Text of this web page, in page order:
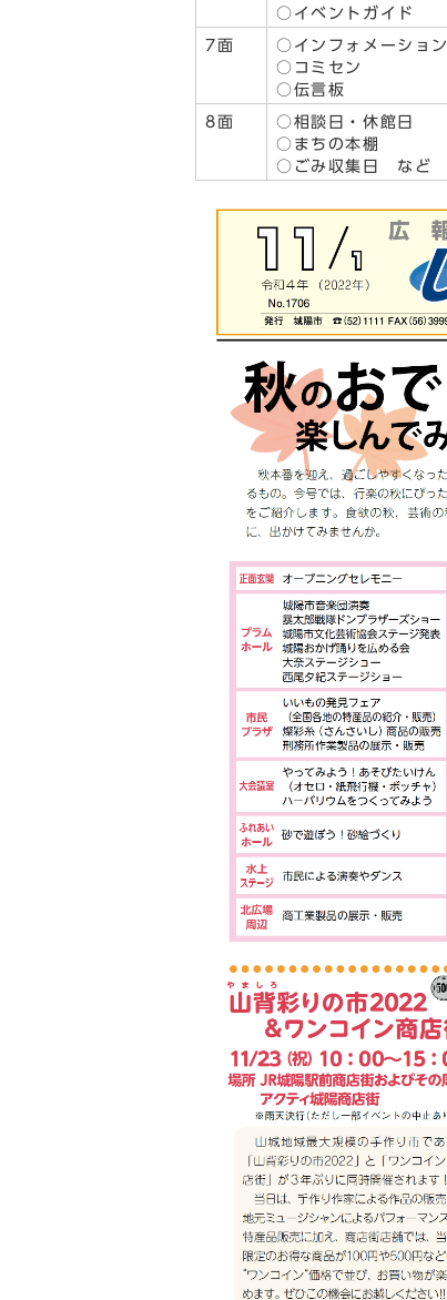
○イベントガイド
7面
○インフォメーション
○コミセン
○伝言板
8面
○相談日・休館日
○まちの本棚
○ごみ収集日 など